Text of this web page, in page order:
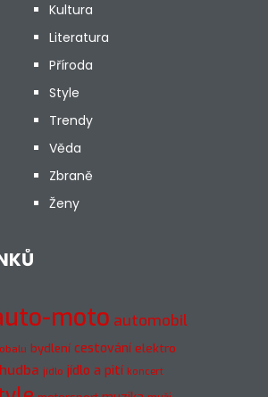
Kultura
Literatura
Příroda
Style
Trendy
Věda
Zbraně
Ženy
moto automobil
bydlení cestování elektro
hudba jídlo jídlo a pití koncert